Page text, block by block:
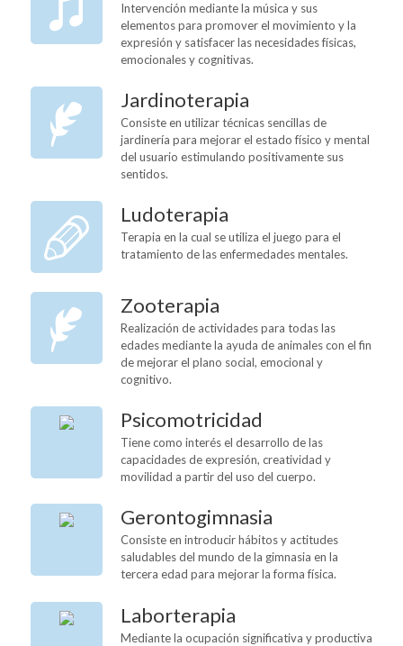
Intervención mediante la música y sus
elementos para promover el movimiento y la
expresión y satisfacer las necesidades físicas,
emocionales y cognitivas.
Jardinoterapia
Consiste en utilizar técnicas sencillas de
jardinería para mejorar el estado físico y mental
del usuario estimulando positivamente sus
sentidos.
Ludoterapia
Terapia en la cual se utiliza el juego para el
tratamiento de las enfermedades mentales.
Zooterapia
Realización de actividades para todas las
edades mediante la ayuda de animales con el fin
de mejorar el plano social, emocional y
cognitivo.
Psicomotricidad
Tiene como interés el desarrollo de las
capacidades de expresión, creatividad y
movilidad a partir del uso del cuerpo.
Gerontogimnasia
Consiste en introducir hábitos y actitudes
saludables del mundo de la gimnasia en la
tercera edad para mejorar la forma física.
Laborterapia
Mediante la ocupación significativa y productiva